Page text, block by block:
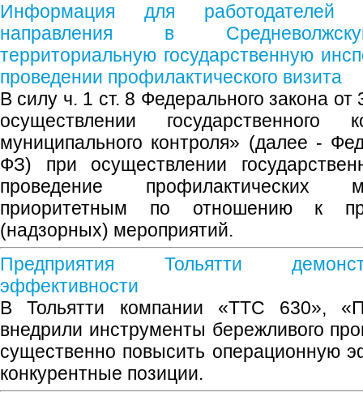
Информация для работодателей
направления в
территориальную государственную
проведении профилактического визита
В силу ч. 1 ст. 8 Федерального закона
осуществлении
муниципального контроля» (далее -
ФЗ) при осуществлении
проведение профилактических
приоритетным по отношению к
(надзорных) мероприятий.
Предприятия Тольятти
эффективности
В Тольятти компании «ТТС 630»,
внедрили инструменты бережливого
существенно повысить операционную
конкурентные позиции.